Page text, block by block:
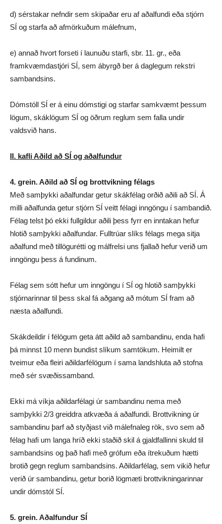
d) sérstakar nefndir sem skipaðar eru af aðalfundi eða stjórn
SÍ og starfa að afmörkuðum málefnum,
e) annað hvort forseti í launuðu starfi, sbr. 11. gr., eða
framkvæmdastjóri SÍ, sem ábyrgð ber á daglegum rekstri
sambandsins.
Dómstóll SÍ er á einu dómstigi og starfar samkvæmt þessum
lögum, skáklögum SÍ og öðrum reglum sem falla undir
valdsvið hans.
II. kafli Aðild að SÍ og aðalfundur
4. grein. Aðild að SÍ og brottvikning félags
Með samþykki aðalfundar getur skákfélag orðið aðili að SÍ. Á
milli aðalfunda getur stjórn SÍ veitt félagi inngöngu í sambandið.
Félag telst þó ekki fullgildur aðili þess fyrr en inntakan hefur
hlotið samþykki aðalfundar. Fulltrúar slíks félags mega sitja
aðalfund með tillögurétti og málfrelsi uns fjallað hefur verið um
inngöngu þess á fundinum.
Félag sem sótt hefur um inngöngu í SÍ og hlotið samþykki
stjórnarinnar til þess skal fá aðgang að mótum SÍ fram að
næsta aðalfundi.
Skákdeildir í félögum geta átt aðild að sambandinu, enda hafi
þá minnst 10 menn bundist slíkum samtökum. Heimilt er
tveimur eða fleiri aðildarfélögum í sama landshluta að stofna
með sér svæðissamband.
Ekki má víkja aðildarfélagi úr sambandinu nema með
samþykki 2/3 greiddra atkvæða á aðalfundi. Brottvikning úr
sambandinu þarf að styðjast við málefnaleg rök, svo sem að
félag hafi um langa hríð ekki staðið skil á gjaldfallinni skuld til
sambandsins og það hafi með grófum eða ítrekuðum hætti
brotið gegn reglum sambandsins. Aðildarfélag, sem vikið hefur
verið úr sambandinu, getur borið lögmæti brottvikningarinnar
undir dómstól SÍ.
5. grein. Aðalfundur SÍ